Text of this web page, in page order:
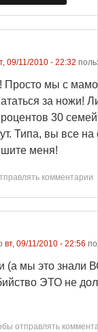
09/11/2010 - 22:32
мы с
за ножи!
30
Типа, вы все
меня!
комментарии
вт, 09/11/2010 - 22:56
(а мы это знали
ЭТО не
отправлять